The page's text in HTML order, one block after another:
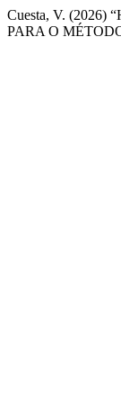
Cuesta, V.
PARA O